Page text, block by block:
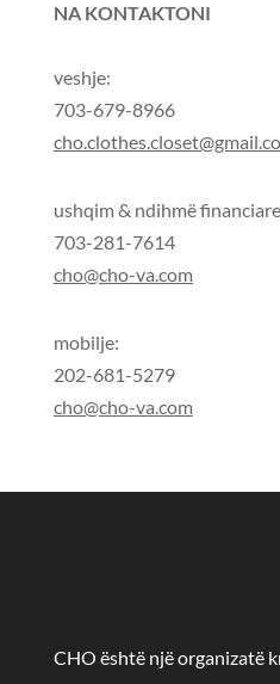
NA KONTAKTONI
veshje:
703-679-8966
ushqim & ndihmë
703-281-7614
cho@cho-va.com
mobilje:
202-681-5279
cho@cho-va.com
CHO është një organizatë